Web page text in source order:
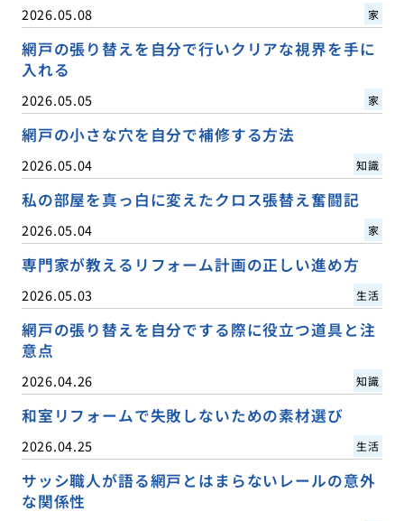
2026.05.08 家
網戸の張り替えを自分で行いクリアな視界を手に
入れる
2026.05.05 家
網戸の小さな穴を自分で補修する方法
2026.05.04 知識
私の部屋を真っ白に変えたクロス張替え奮闘記
2026.05.04 家
専門家が教えるリフォーム計画の正しい進め方
2026.05.03 生活
網戸の張り替えを自分でする際に役立つ道具と注
意点
2026.04.26 知識
和室リフォームで失敗しないための素材選び
2026.04.25 生活
サッシ職人が語る網戸とはまらないレールの意外
な関係性